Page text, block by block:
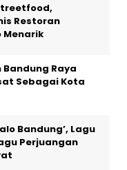
Restoran
Menarik
Raya
Sebagai Kota
Bandung’, Lagu
Perjuangan